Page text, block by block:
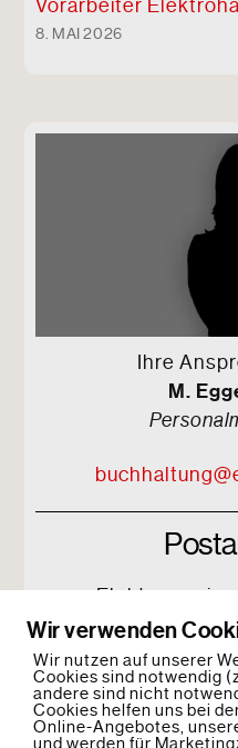
Vorarbeiter Elektro
8. MAI 2026
Ihre
M.
Elektroservice
Zu
17034
Wir verwenden
Wir nutzen auf unserer
Cookies sind notwendig
andere sind nicht
Cookies helfen uns bei
Online-Angebotes,
und werden für